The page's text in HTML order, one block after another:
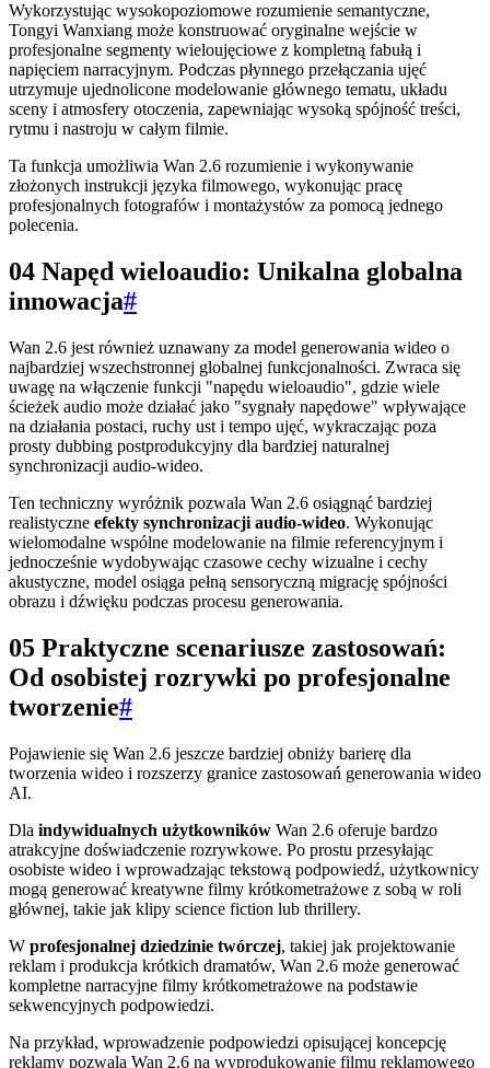
Wykorzystując wysokopoziomowe rozumienie semantyczne,
Tongyi Wanxiang może konstruować oryginalne wejście w
profesjonalne segmenty wieloujęciowe z kompletną fabułą i
napięciem narracyjnym. Podczas płynnego przełączania ujęć
utrzymuje ujednolicone modelowanie głównego tematu, układu
sceny i atmosfery otoczenia, zapewniając wysoką spójność treści,
rytmu i nastroju w całym filmie.
Ta funkcja umożliwia Wan 2.6 rozumienie i wykonywanie
złożonych instrukcji języka filmowego, wykonując pracę
profesjonalnych fotografów i montażystów za pomocą jednego
polecenia.
04 Napęd wieloaudio: Unikalna globalna
innowacja#
Wan 2.6 jest również uznawany za model generowania wideo o
najbardziej wszechstronnej globalnej funkcjonalności. Zwraca się
uwagę na włączenie funkcji "napędu wieloaudio", gdzie wiele
ścieżek audio może działać jako "sygnały napędowe" wpływające
na działania postaci, ruchy ust i tempo ujęć, wykraczając poza
prosty dubbing postprodukcyjny dla bardziej naturalnej
synchronizacji audio-wideo.
Ten techniczny wyróżnik pozwala Wan 2.6 osiągnąć bardziej
realistyczne efekty synchronizacji audio-wideo. Wykonując
wielomodalne wspólne modelowanie na filmie referencyjnym i
jednocześnie wydobywając czasowe cechy wizualne i cechy
akustyczne, model osiąga pełną sensoryczną migrację spójności
obrazu i dźwięku podczas procesu generowania.
05 Praktyczne scenariusze zastosowań:
Od osobistej rozrywki po profesjonalne
tworzenie#
Pojawienie się Wan 2.6 jeszcze bardziej obniży barierę dla
tworzenia wideo i rozszerzy granice zastosowań generowania wideo
AI.
Dla indywidualnych użytkowników Wan 2.6 oferuje bardzo
atrakcyjne doświadczenie rozrywkowe. Po prostu przesyłając
osobiste wideo i wprowadzając tekstową podpowiedź, użytkownicy
mogą generować kreatywne filmy krótkometrażowe z sobą w roli
głównej, takie jak klipy science fiction lub thrillery.
W profesjonalnej dziedzinie twórczej, takiej jak projektowanie
reklam i produkcja krótkich dramatów, Wan 2.6 może generować
kompletne narracyjne filmy krótkometrażowe na podstawie
sekwencyjnych podpowiedzi.
Na przykład, wprowadzenie podpowiedzi opisującej koncepcję
reklamy pozwala Wan 2.6 na wyprodukowanie filmu reklamowego